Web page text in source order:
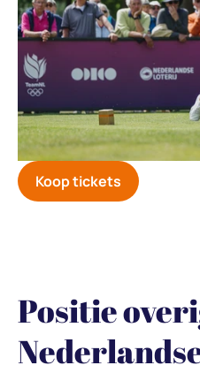
Koop tickets
Positie